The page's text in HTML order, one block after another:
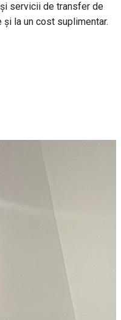
servicii de transfer de
la un cost suplimentar.